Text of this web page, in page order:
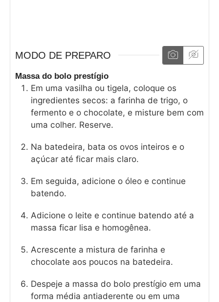
MODO DE PREPARO
Massa do bolo prestígio
Em uma vasilha ou tigela, coloque os
ingredientes secos: a farinha de trigo, o
fermento e o chocolate, e misture bem com
uma colher. Reserve.
Na batedeira, bata os ovos inteiros e o
açúcar até ficar mais claro.
Em seguida, adicione o óleo e continue
batendo.
Adicione o leite e continue batendo até a
massa ficar lisa e homogênea.
Acrescente a mistura de farinha e
chocolate aos poucos na batedeira.
Despeje a massa do bolo prestígio em uma
forma média antiaderente ou em uma